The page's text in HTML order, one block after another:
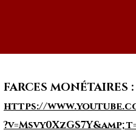
FARCES MONÉTAIRES :
https://